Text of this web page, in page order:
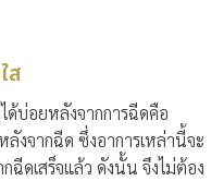
ส
ด้บ่อยหลังจากการฉีดคือ
งจากฉีด ซึ่งอาการเหล่านี้จะ
ฉีดเสร็จแล้ว ดังนั้น จึงไม่ต้อง